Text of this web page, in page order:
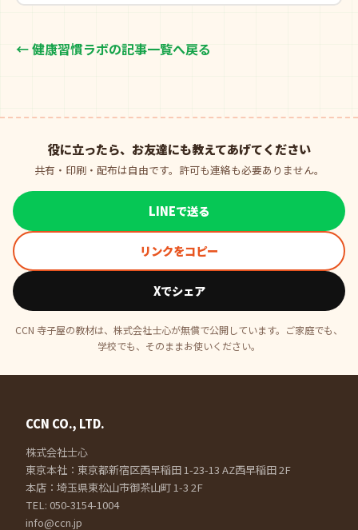
← 健康習慣ラボの記事一覧へ戻る
役に立ったら、お友達にも教えてあげてください
共有・印刷・配布は自由です。許可も連絡も必要ありません。
LINEで送る
リンクをコピー
Xでシェア
CCN 寺子屋の教材は、株式会社士心が無償で公開しています。ご家庭でも、
学校でも、そのままお使いください。
CCN CO., LTD.
株式会社士心
東京本社：東京都新宿区西早稲田 1-23-13 AZ西早稲田 2F
本店：埼玉県東松山市御茶山町 1-3 2F
TEL: 050-3154-1004
info@ccn.jp